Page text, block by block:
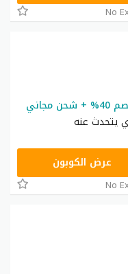
No
يتحدث عنه
عرض الكوبون
No